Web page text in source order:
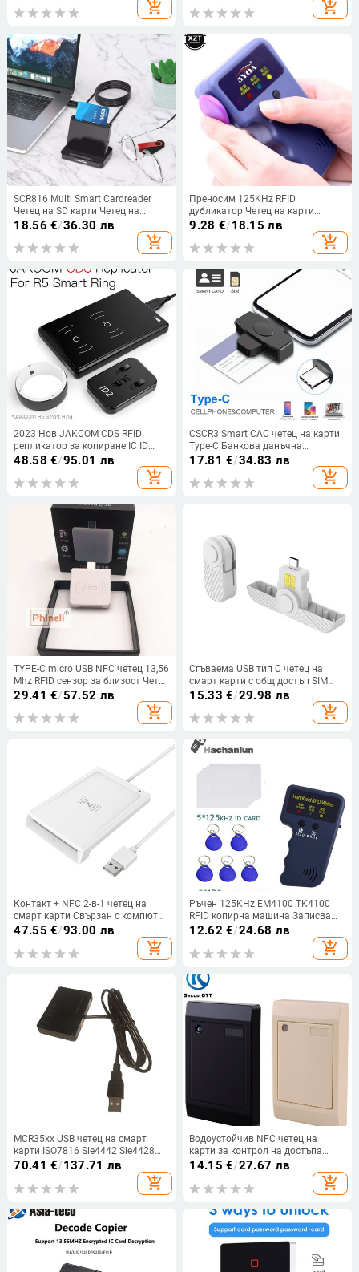
Windows10 Hello лаптоп
add_shopping_cart add_shopping_cart
SCR816 Multi Smart Cardreader
Четец на SD карти Четец на
смарт камера Четци на карти
Адаптер за Windows 10 8 7 XP
Max OS Linux
18.56 €/36.30 лв
add_shopping_cart
Преносим 125KHz RFID
дубликатор Четец на карти
EM4100 Копирна машина Писач
Презаписваем ID
с етикети
9.28 €/18.15 лв
add_shopping_cart
2023 Нов JAKCOM CDS RFID
репликатор за копиране IC ID
CUID HID NFC карти Защита на
сигурността Четец на карти за
достъп за R5 Smart Ring
48.58 €/95.01 лв
add_shopping_cart
CSCR3 Smart CAC четец на карти
Type-C Банкова данъчна
декларация SIM карта/IC карта
17.81 €/34.83 лв
add_shopping_cart
TYPE-C micro USB NFC четец 13,56
Mhz RFID сензор за близост Четец
на смарт карти 4/7 байта UID,
адаптивен за Android Linux
Windows
29.41 €/57.52 лв
add_shopping_cart
Сгъваема USB тип C четец на
смарт карти с общ достъп SIM
карта/IC банков чип, съвместим
15.33 €/29.98 лв
add_shopping_cart
Контакт + NFC 2-в-1 четец на
смарт карти Свързан с компютър
четец/записвач на смарт карти с
двоен интерфейс Контакт PCSC
четец на смарт карти
47.55 €/93.00 лв
add_shopping_cart
Ръчен 125KHz EM4100 TK4100
RFID копирна машина Записващо
устройство Дубликатор
Програматор Четец EM4305
T5577 Презаписваем ID
Карта с етикет
12.62 €/24.68 лв
add_shopping_cart
MCR35xx USB четец на смарт
карти ISO7816 Sle4442 Sle4428
четец на карти Writer
70.41 €/137.71 лв
add_shopping_cart
Водоустойчив NFC четец на
карти за контрол на достъпа
125kHz 13.56MHz Wiegand 26/34
четец на карти за система за
контрол на достъпа
14.15 €/27.67 лв
add_shopping_cart